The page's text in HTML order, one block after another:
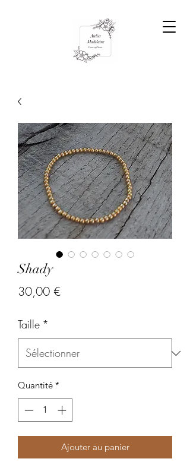
Shady
30,00 €Prix
Taille *
Quantité *
Ajouter au panier